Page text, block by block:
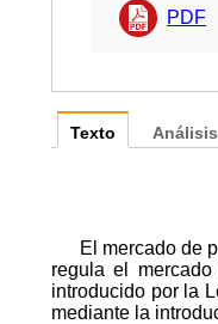
PDF
Texto
El mercado de
regula el
introducido por la
mediante la
Análisis